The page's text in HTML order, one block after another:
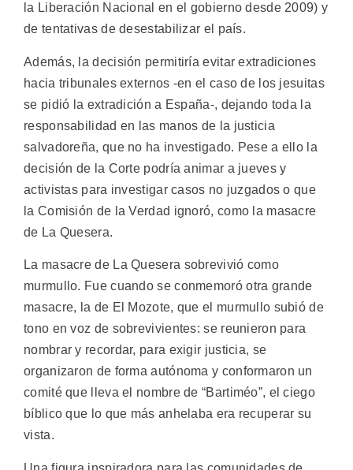
la Liberación Nacional en el gobierno desde 2009) y
de tentativas de desestabilizar el país.
Además, la decisión permitiría evitar extradiciones
hacia tribunales externos -en el caso de los jesuitas
se pidió la extradición a España-, dejando toda la
responsabilidad en las manos de la justicia
salvadoreña, que no ha investigado. Pese a ello la
decisión de la Corte podría animar a jueves y
activistas para investigar casos no juzgados o que
la Comisión de la Verdad ignoró, como la masacre
de La Quesera.
La masacre de La Quesera sobrevivió como
murmullo. Fue cuando se conmemoró otra grande
masacre, la de El Mozote, que el murmullo subió de
tono en voz de sobrevivientes: se reunieron para
nombrar y recordar, para exigir justicia, se
organizaron de forma autónoma y conformaron un
comité que lleva el nombre de “Bartiméo”, el ciego
bíblico que lo que más anhelaba era recuperar su
vista.